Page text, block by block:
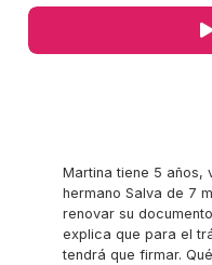
Martina tiene 5 años,
hermano Salva de 7
renovar su
explica que para el
tendrá que firmar.